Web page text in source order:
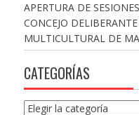
APERTURA DE
CONCEJO
MULTICULTURAL DE
CATEGORÍAS
Categorías